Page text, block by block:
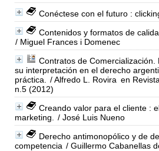
Conéctese con el futuro :
Contenidos y formatos de
/ Miguel Frances i Domenec
Contratos de Comercialización.
su interpretación en el derecho
práctica.
/ Alfredo L. Rovira en
n.5 (2012)
Creando valor para el cliente :
marketing.
/ José Luis Nueno
Derecho antimonopólico y de
competencia / Guillermo Cabanellas